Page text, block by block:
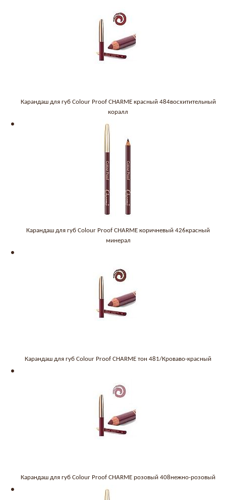
Карандаш для губ Colour Proof CHARME красный 484восхитительный
коралл
Карандаш для губ Colour Proof CHARME коричневый 426красный
минерал
Карандаш для губ Colour Proof CHARME тон 481/Кроваво-красный
Карандаш для губ Colour Proof CHARME розовый 408нежно-розовый